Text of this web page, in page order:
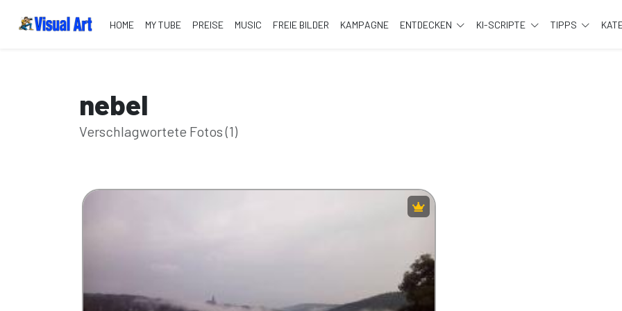
HOME MY TUBE PREISE MUSIC FREIE BILDER KAMPAGNE ENTDECKEN KI-SCRIPTE TIPPS
nebel
Verschlagwortete Fotos (1)